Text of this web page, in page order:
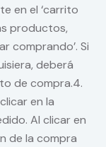
en el ‘carrito
productos,
comprando’. Si
deberá
de compra.4.
en la
Al clicar en
de la compra